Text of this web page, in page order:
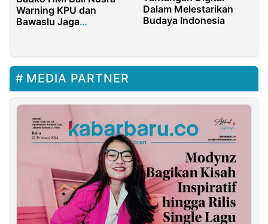
Warning KPU dan
Bawaslu Jaga
Dalam Melestarikan
Budaya Indonesia
MEDIA PARTNER